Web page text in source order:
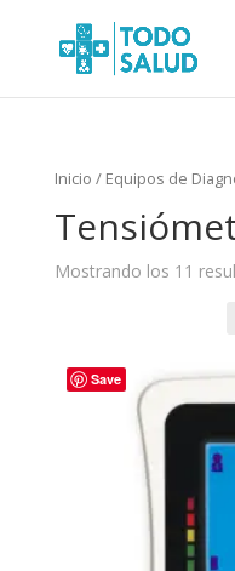
Inicio / Equipos de
Mostrando los 11
Save